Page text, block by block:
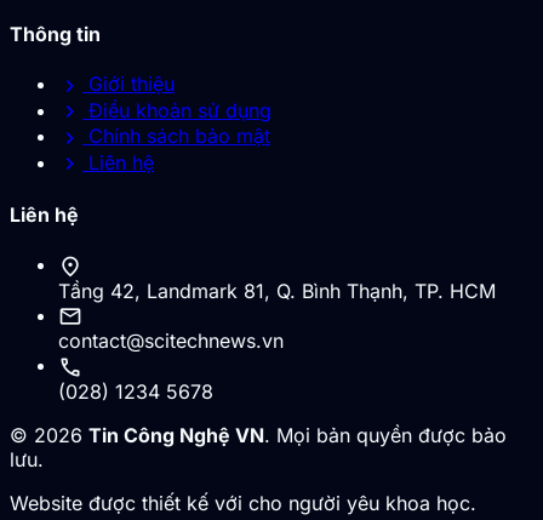
Thông tin
chevron_right Giới thiệu
chevron_right Điều khoản sử dụng
chevron_right Chính sách bảo mật
chevron_right Liên hệ
Liên hệ
location_on
Tầng 42, Landmark 81, Q. Bình Thạnh, TP. HCM
mail
contact@scitechnews.vn
call
(028) 1234 5678
© 2026 Tin Công Nghệ VN. Mọi bản quyền được bảo
lưu.
Website được thiết kế với cho người yêu khoa học.